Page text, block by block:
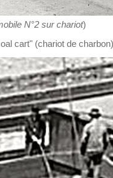
N°2 sur chariot)
cart" (chariot de